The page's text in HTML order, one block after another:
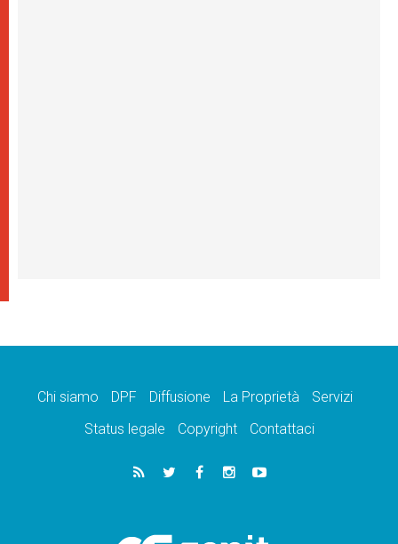
Chi siamo DPF Diffusione La Proprietà
Servizi
Status legale
Copyright Contattaci